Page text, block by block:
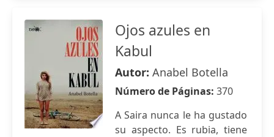
Ojos azules en
Kabul
Autor: Anabel Botella
Número de Páginas: 370
A Saira nunca le ha gustado
su aspecto. Es rubia, tiene